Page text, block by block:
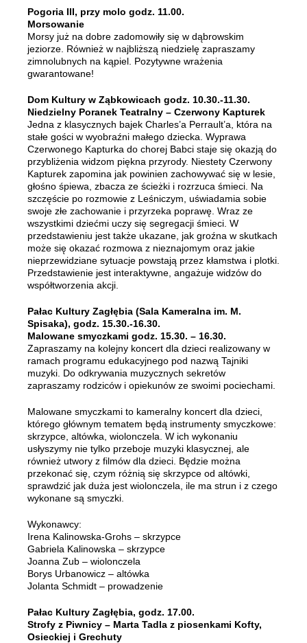
Pogoria III, przy molo godz. 11.00.
Morsowanie
Morsy już na dobre zadomowiły się w dąbrowskim
jeziorze. Również w najbliższą niedzielę zapraszamy
zimnolubnych na kąpiel. Pozytywne wrażenia
gwarantowane!
Dom Kultury w Ząbkowicach godz. 10.30.-11.30.
Niedzielny Poranek Teatralny – Czerwony Kapturek
Jedna z klasycznych bajek Charles’a Perrault’a, która na
stałe gości w wyobraźni małego dziecka. Wyprawa
Czerwonego Kapturka do chorej Babci staje się okazją do
przybliżenia widzom piękna przyrody. Niestety Czerwony
Kapturek zapomina jak powinien zachowywać się w lesie,
głośno śpiewa, zbacza ze ścieżki i rozrzuca śmieci. Na
szczęście po rozmowie z Leśniczym, uświadamia sobie
swoje złe zachowanie i przyrzeka poprawę. Wraz ze
wszystkimi dziećmi uczy się segregacji śmieci. W
przedstawieniu jest także ukazane, jak groźna w skutkach
może się okazać rozmowa z nieznajomym oraz jakie
nieprzewidziane sytuacje powstają przez kłamstwa i plotki.
Przedstawienie jest interaktywne, angażuje widzów do
współtworzenia akcji.
Pałac Kultury Zagłębia (Sala Kameralna im. M.
Spisaka), godz. 15.30.-16.30.
Malowane smyczkami godz. 15.30. – 16.30.
Zapraszamy na kolejny koncert dla dzieci realizowany w
ramach programu edukacyjnego pod nazwą Tajniki
muzyki. Do odkrywania muzycznych sekretów
zapraszamy rodziców i opiekunów ze swoimi pociechami.
Malowane smyczkami to kameralny koncert dla dzieci,
którego głównym tematem będą instrumenty smyczkowe:
skrzypce, altówka, wiolonczela. W ich wykonaniu
usłyszymy nie tylko przeboje muzyki klasycznej, ale
również utwory z filmów dla dzieci. Będzie można
przekonać się, czym różnią się skrzypce od altówki,
sprawdzić jak duża jest wiolonczela, ile ma strun i z czego
wykonane są smyczki.
Wykonawcy:
Irena Kalinowska-Grohs – skrzypce
Gabriela Kalinowska – skrzypce
Joanna Zub – wiolonczela
Borys Urbanowicz – altówka
Jolanta Schmidt – prowadzenie
Pałac Kultury Zagłębia, godz. 17.00.
Strofy z Piwnicy – Marta Tadla z piosenkami Kofty,
Osieckiej i Grechuty